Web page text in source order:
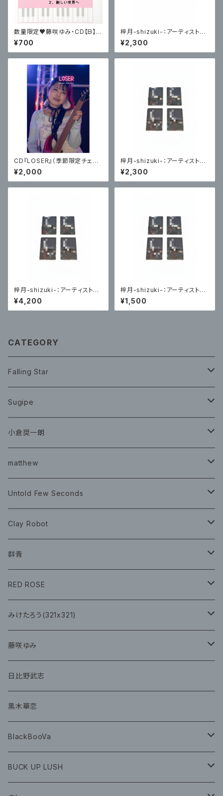
数量限定♥️藤咲ゆみ・CD【ᗷ】7
00円（CD ＋ 藤咲ゆみサイン入
りブロマイド）
¥700
梓月-shizuki-：アーティスト写
真トレーディングカード(Choco
late編)各４種ランダム２枚
¥2,300
CD『LOSER』（季節限定チェキ
付） / まつだはるみ
¥2,000
梓月-shizuki-：アーティスト写
真トレーディングカード(HP編)
各４種ランダム２枚
¥2,300
梓月-shizuki-：アーティスト写
真トレーディングカード(HP編)
各４種コンプリート版
¥4,200
梓月-shizuki-：アーティスト写
真トレーディングカード(HP編)
各４種ランダム１枚
¥1,500
CATEGORY
Falling Star
CD
グッズ
チェキ ブロマイド
イベント
ツアーグッズ
Sugipe
チケット
CD
グッズ
小倉奨一朗
イベント
グッズ
CD
matthew
Book
CD
Untold Few Seconds
グッズ
CD
Clay Robot
グッズ
CD
チェキ
群青
イベント
CD
グッズ
RED ROSE
CD
みけたろう(321x321)
CD
グッズ
藤咲ゆみ
CD
グッズ
日比野武志
黒木華恋
BlackBooVa
CD
BUCK UP LUSH